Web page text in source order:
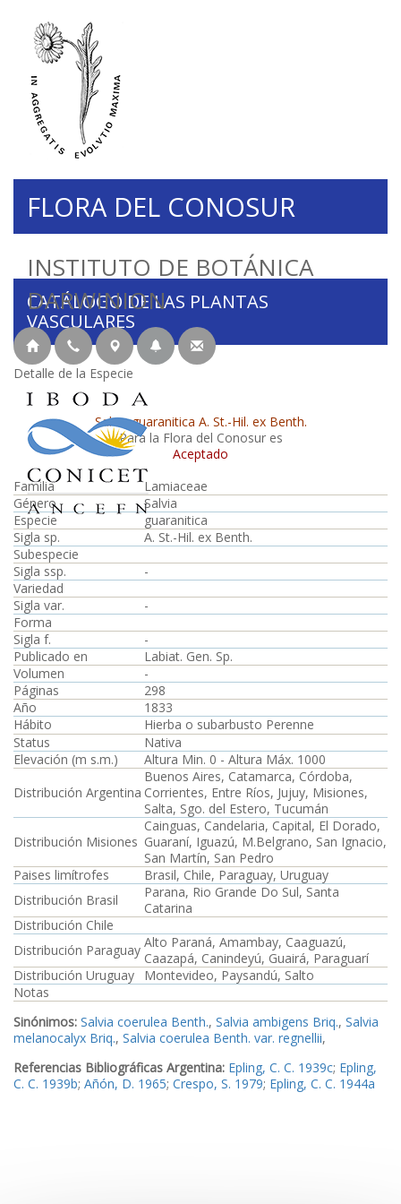
INSTITUTO DE BOTÁNICA
DARWINION
FLORA DEL CONOSUR
CATÁLOGO DE LAS PLANTAS
VASCULARES
Detalle de la Especie
Salvia guaranitica A. St.-Hil. ex Benth.
Para la Flora del Conosur es
Aceptado
Familia
Lamiaceae
Género
Salvia
Especie
guaranitica
Sigla sp.
A. St.-Hil. ex Benth.
Subespecie
Sigla ssp.
-
Variedad
Sigla var.
-
Forma
Sigla f.
-
Publicado en
Labiat. Gen. Sp.
Volumen
-
Páginas
298
Año
1833
Hábito
Hierba o subarbusto Perenne
Status
Nativa
Elevación (m s.m.)
Altura Min. 0 - Altura Máx. 1000
Distribución Argentina
Buenos Aires, Catamarca, Córdoba,
Corrientes, Entre Ríos, Jujuy, Misiones,
Salta, Sgo. del Estero, Tucumán
Distribución Misiones
Cainguas, Candelaria, Capital, El Dorado,
Guaraní, Iguazú, M.Belgrano, San Ignacio,
San Martín, San Pedro
Paises limítrofes
Brasil, Chile, Paraguay, Uruguay
Distribución Brasil
Parana, Rio Grande Do Sul, Santa
Catarina
Distribución Chile
Distribución Paraguay Alto Paraná, Amambay, Caaguazú,
Caazapá, Canindeyú, Guairá, Paraguarí
Distribución Uruguay
Montevideo, Paysandú, Salto
Notas
Sinónimos: Salvia coerulea Benth., Salvia ambigens Briq., Salvia
melanocalyx Briq., Salvia coerulea Benth. var. regnellii,
Referencias Bibliográficas Argentina: Epling, C. C. 1939c; Epling,
C. C. 1939b; Añón, D. 1965; Crespo, S. 1979; Epling, C. C. 1944a